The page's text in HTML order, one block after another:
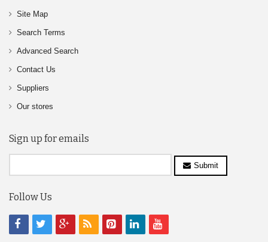
Site Map
Search Terms
Advanced Search
Contact Us
Suppliers
Our stores
Sign up for emails
Submit
Follow Us